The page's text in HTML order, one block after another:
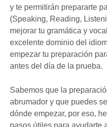
y te permitirán prepararte
(Speaking, Reading,
mejorar tu gramática y
excelente dominio del
empezar tu preparación
antes del día de la prueba.
Sabemos que la
abrumador y que puedes
dónde empezar, por eso,
pasos útiles para ayudarte